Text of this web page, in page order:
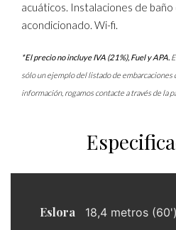
acuáticos. Instalaciones de
acondicionado. Wi-fi.
*El precio no incluye IVA (21%), Fuel y APA.
sólo un ejemplo del listado de embarcaciones
información, rogamos contacte a través de la
Eslora 18,4 metros (60')